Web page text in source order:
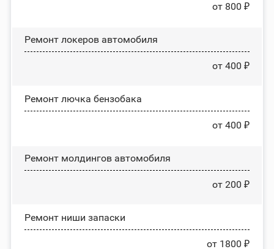
от 800 ₽
Ремонт лoĸepoв автомобиля
от 400 ₽
Ремонт лючка бензобака
от 400 ₽
Ремонт молдингов автомобиля
от 200 ₽
Ремонт ниши запаски
от 1800 ₽